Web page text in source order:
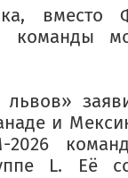
вместо
команды
львов»
и
L. Её